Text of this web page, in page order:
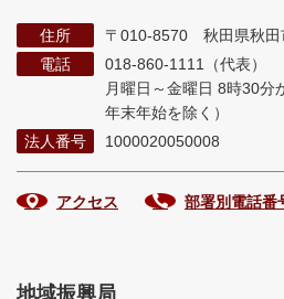
住所
〒010-8570 秋田県秋田
電話
018-860-1111（代表）
月曜日～金曜日 8時30分
年末年始を除く）
法人番号
1000020050008
アクセス 部署別電話番
地域振興局